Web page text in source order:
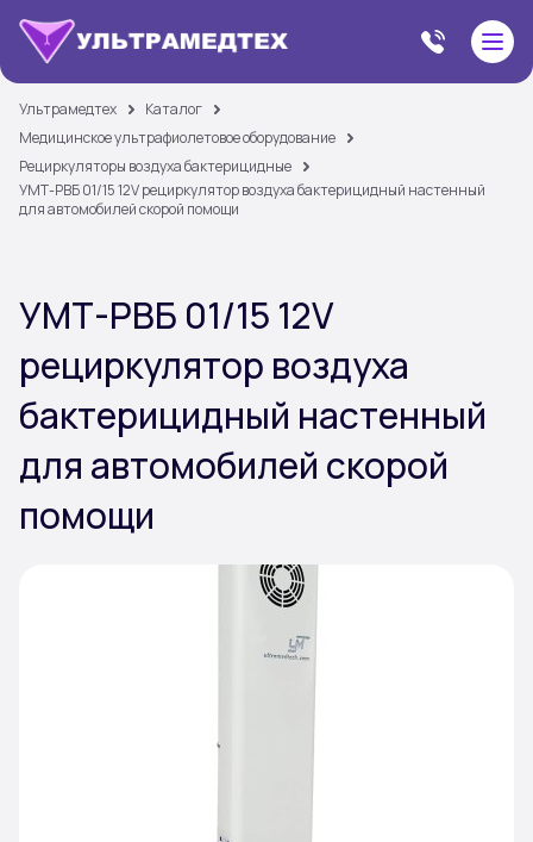
Ультрамедтех
Каталог
Медицинское ультрафиолетовое оборудование
Рециркуляторы воздуха бактерицидные
УМТ-РВБ 01/15 12V рециркулятор воздуха бактерицидный настенный
для автомобилей скорой помощи
УМТ-РВБ 01/15 12V
рециркулятор воздуха
бактерицидный настенный
для автомобилей скорой
помощи